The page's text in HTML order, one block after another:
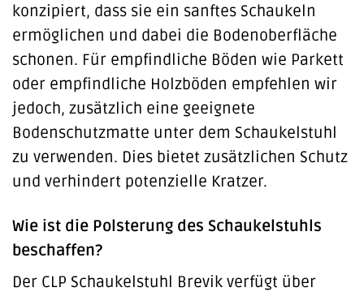
konzipiert, dass sie ein sanftes Schaukeln
ermöglichen und dabei die Bodenoberfläche
schonen. Für empfindliche Böden wie Parkett
oder empfindliche Holzböden empfehlen wir
jedoch, zusätzlich eine geeignete
Bodenschutzmatte unter dem Schaukelstuhl
zu verwenden. Dies bietet zusätzlichen Schutz
und verhindert potenzielle Kratzer.
Wie ist die Polsterung des Schaukelstuhls
beschaffen?
Der CLP Schaukelstuhl Brevik verfügt über